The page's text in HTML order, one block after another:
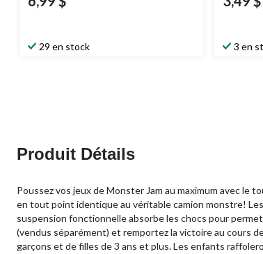
29 en stock 3 en
Produit Détails
Poussez vos jeux de Monster Jam au maximum avec
en tout point identique au véritable camion monstre!
suspension fonctionnelle absorbe les chocs pour
(vendus séparément) et remportez la victoire au cours
garçons et de filles de 3 ans et plus. Les enfants